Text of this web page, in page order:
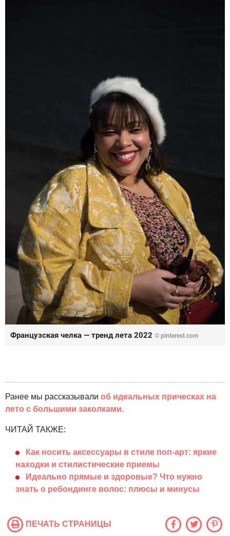
Французская челка — тренд лета 2022 © pinterest.com
Ранее мы рассказывали об идеальных прическах на
лето с большими заколками.
ЧИТАЙ ТАКЖЕ:
Как носить аксессуары в стиле поп-арт: яркие
находки и стилистические приемы
Идеально прямые и здоровые? Что нужно
знать о ребондинге волос: плюсы и минусы
ПЕЧАТЬ СТРАНИЦЫ